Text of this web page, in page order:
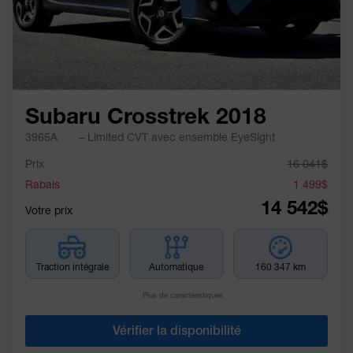
Subaru Crosstrek 2018
3965A
– Limited CVT avec ensemble EyeSight
Prix
16 041$
Rabais
1 499$
Votre prix
14 542$
Traction intégrale Automatique 160 347 km
Plus de caractéristiques
Vérifier la disponibilité